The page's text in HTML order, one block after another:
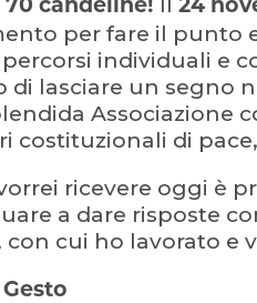
70 candeline! 24
per fare il punto
individuali e
di lasciare un segno
Associazione
costituzionali di
ricevere oggi è
a dare risposte
cui ho lavorato e